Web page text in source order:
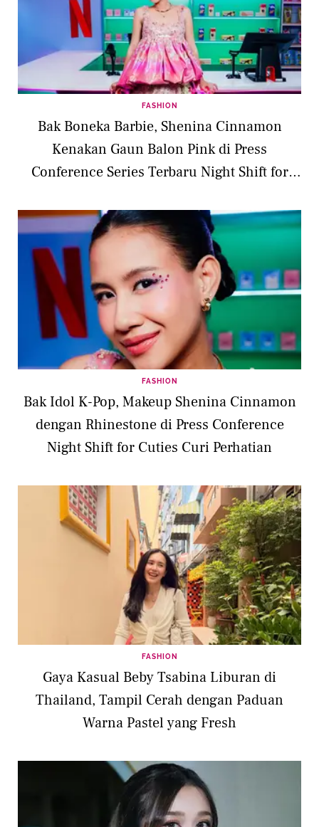
FASHION
Bak Boneka Barbie, Shenina Cinnamon
Kenakan Gaun Balon Pink di Press
Conference Series Terbaru Night Shift for
FASHION
Bak Idol K-Pop, Makeup Shenina Cinnamon
dengan Rhinestone di Press Conference
Night Shift for Cuties Curi Perhatian
FASHION
Gaya Kasual Beby Tsabina Liburan di
Thailand, Tampil Cerah dengan Paduan
Warna Pastel yang Fresh